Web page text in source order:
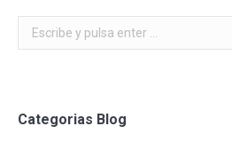
Categorias Blog